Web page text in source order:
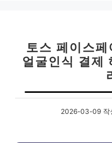
토스 페이스
얼굴인식 결제
2026-03-09 작